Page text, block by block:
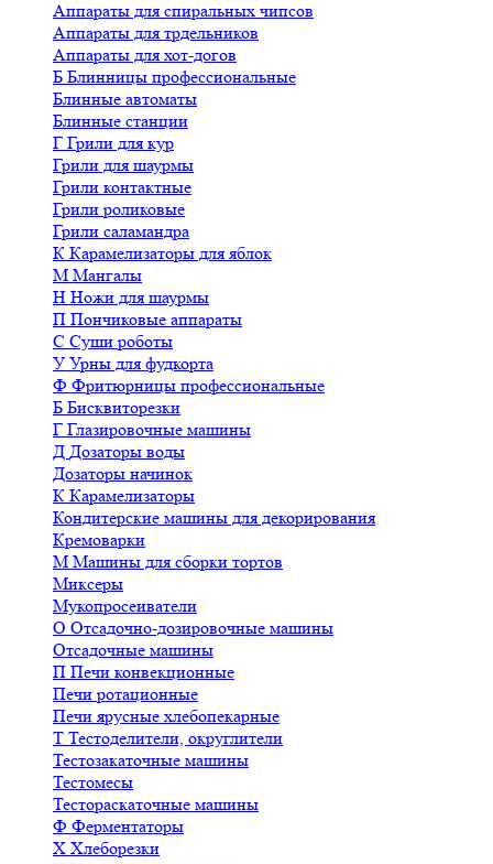
Аппараты для спиральных чипсов
Аппараты для трдельников
Аппараты для хот-догов
Б Блинницы профессиональные
Блинные автоматы
Блинные станции
Г Грили для кур
Грили для шаурмы
Грили контактные
Грили роликовые
Грили саламандра
К Карамелизаторы для яблок
М Мангалы
Н Ножи для шаурмы
П Пончиковые аппараты
С Суши роботы
У Урны для фудкорта
Ф Фритюрницы профессиональные
Б Бисквиторезки
Г Глазировочные машины
Д Дозаторы воды
Дозаторы начинок
К Карамелизаторы
Кондитерские машины для декорирования
Кремоварки
М Машины для сборки тортов
Миксеры
Мукопросеиватели
О Отсадочно-дозировочные машины
Отсадочные машины
П Печи конвекционные
Печи ротационные
Печи ярусные хлебопекарные
Т Тестоделители, округлители
Тестозакаточные машины
Тестомесы
Тестораскаточные машины
Ф Ферментаторы
Х Хлеборезки